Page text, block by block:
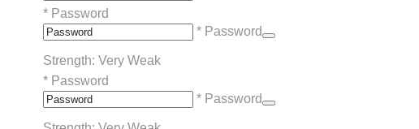
* Password
* Password
Strength: Very Weak
* Password
* Password